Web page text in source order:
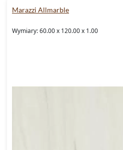
Marazzi Allmarble
Wymiary: 60.00 x 120.00 x 1.00